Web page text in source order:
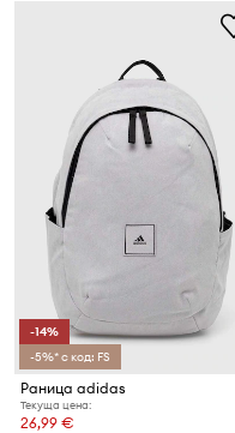
-14%
-5%* с код: FS
Раница adidas
Текуща цена:
26,99 €